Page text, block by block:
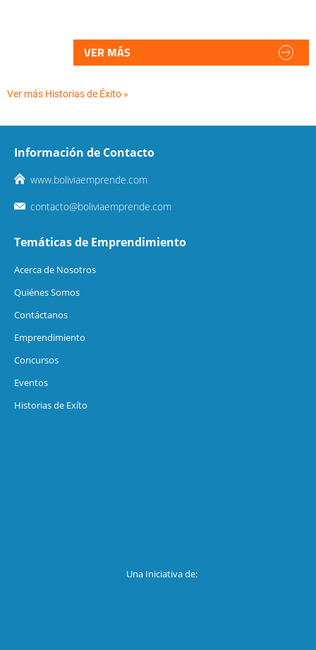
VER MÁS
Ver más Historias de Éxito »
Información de Contacto
www.boliviaemprende.com
contacto@boliviaemprende.com
Temáticas de Emprendimiento
Acerca de Nosotros
Quiénes Somos
Contáctanos
Emprendimiento
Concursos
Eventos
Historias de Exíto
Una Iniciativa de: